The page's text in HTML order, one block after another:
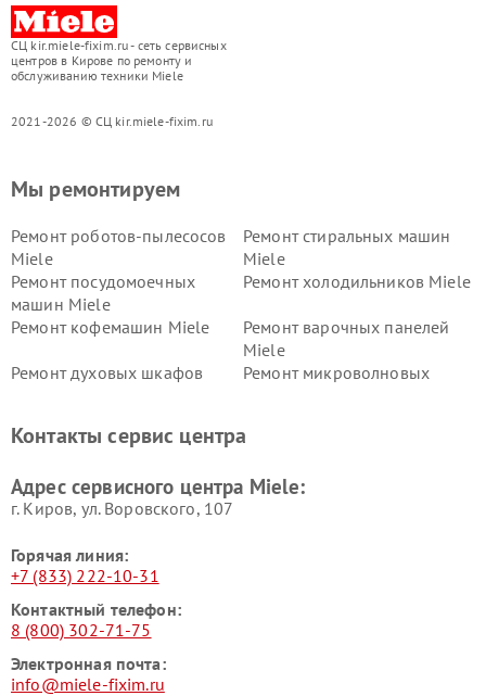
СЦ kir.miele-fixim.ru - сеть сервисных
центров в Кирове по ремонту и
обслуживанию техники Miele
2021-2026 © СЦ kir.miele-fixim.ru
Мы ремонтируем
Ремонт роботов-пылесосов
Miele
Ремонт стиральных машин
Miele
Ремонт посудомоечных
машин Miele
Ремонт холодильников Miele
Ремонт кофемашин Miele
Ремонт варочных панелей
Miele
Ремонт духовых шкафов
Ремонт микроволновых
Miele
Miele
пылесосов Miele
Контакты сервис центра
Адрес сервисного центра Miele:
г. Киров, ул. Воровского, 107
Горячая линия:
+7 (833) 222-10-31
Контактный телефон:
8 (800) 302-71-75
Электронная почта:
info@miele-fixim.ru